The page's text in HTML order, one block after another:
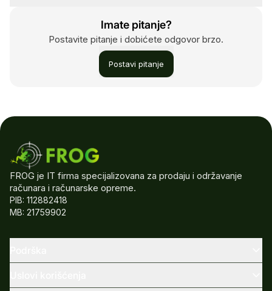
Imate pitanje?
Postavite pitanje i dobićete odgovor brzo.
Postavi pitanje
FROG je IT firma specijalizovana za prodaju i održavanje
računara i računarske opreme.
PIB: 112882418
MB: 21759902